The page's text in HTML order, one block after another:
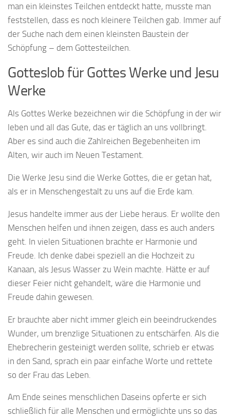
man ein kleinstes Teilchen entdeckt hatte, musste man
feststellen, dass es noch kleinere Teilchen gab. Immer auf
der Suche nach dem einen kleinsten Baustein der
Schöpfung – dem Gottesteilchen.
Gotteslob für Gottes Werke und Jesu
Werke
Als Gottes Werke bezeichnen wir die Schöpfung in der wir
leben und all das Gute, das er täglich an uns vollbringt.
Aber es sind auch die Zahlreichen Begebenheiten im
Alten, wir auch im Neuen Testament.
Die Werke Jesu sind die Werke Gottes, die er getan hat,
als er in Menschengestalt zu uns auf die Erde kam.
Jesus handelte immer aus der Liebe heraus. Er wollte den
Menschen helfen und ihnen zeigen, dass es auch anders
geht. In vielen Situationen brachte er Harmonie und
Freude. Ich denke dabei speziell an die Hochzeit zu
Kanaan, als Jesus Wasser zu Wein machte. Hätte er auf
dieser Feier nicht gehandelt, wäre die Harmonie und
Freude dahin gewesen.
Er brauchte aber nicht immer gleich ein beeindruckendes
Wunder, um brenzlige Situationen zu entschärfen. Als die
Ehebrecherin gesteinigt werden sollte, schrieb er etwas
in den Sand, sprach ein paar einfache Worte und rettete
so der Frau das Leben.
Am Ende seines menschlichen Daseins opferte er sich
schließlich für alle Menschen und ermöglichte uns so das